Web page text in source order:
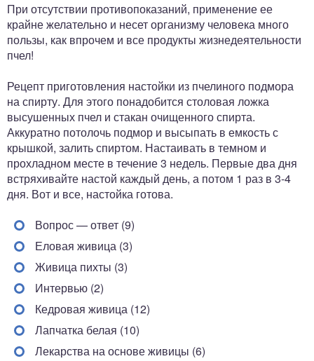
При отсутствии противопоказаний, применение ее
крайне желательно и несет организму человека много
пользы, как впрочем и все продукты жизнедеятельности
пчел!
Рецепт приготовления настойки из пчелиного подмора
на спирту. Для этого понадобится столовая ложка
высушенных пчел и стакан очищенного спирта.
Аккуратно потолочь подмор и высыпать в емкость с
крышкой, залить спиртом. Настаивать в темном и
прохладном месте в течение 3 недель. Первые два дня
встряхивайте настой каждый день, а потом 1 раз в 3-4
дня. Вот и все, настойка готова.
Вопрос — ответ (9)
Еловая живица (3)
Живица пихты (3)
Интервью (2)
Кедровая живица (12)
Лапчатка белая (10)
Лекарства на основе живицы (6)